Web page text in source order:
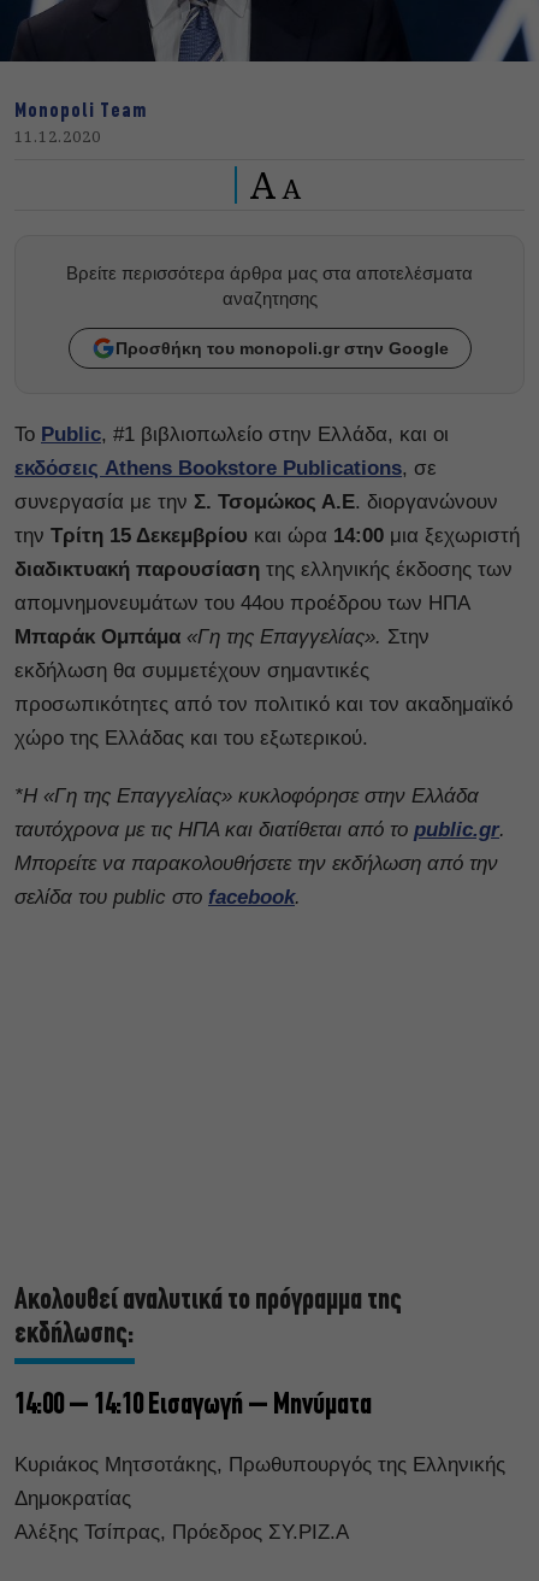
Monopoli Team
11.12.2020
A A
Βρείτε περισσότερα άρθρα μας στα αποτελέσματα
αναζητησης
Προσθήκη του monopoli.gr στην Google
Το Public, #1 βιβλιοπωλείο στην Ελλάδα, και οι
εκδόσεις Athens Bookstore Publications, σε
συνεργασία με την Σ. Τσομώκος Α.Ε. διοργανώνουν
την Τρίτη 15 Δεκεμβρίου και ώρα 14:00 μια ξεχωριστή
διαδικτυακή παρουσίαση της ελληνικής έκδοσης των
απομνημονευμάτων του 44ου προέδρου των ΗΠΑ
Μπαράκ Ομπάμα «Γη της Επαγγελίας». Στην
εκδήλωση θα συμμετέχουν σημαντικές
προσωπικότητες από τον πολιτικό και τον ακαδημαϊκό
χώρο της Ελλάδας και του εξωτερικού.
*Η «Γη της Επαγγελίας» κυκλοφόρησε στην Ελλάδα
ταυτόχρονα με τις ΗΠΑ και διατίθεται από το public.gr.
Μπορείτε να παρακολουθήσετε την εκδήλωση από την
σελίδα του public στο facebook.
Ακολουθεί αναλυτικά το πρόγραμμα της
εκδήλωσης:
14:00 – 14:10 Εισαγωγή – Μηνύματα
Κυριάκος Μητσοτάκης, Πρωθυπουργός της Ελληνικής
Δημοκρατίας
Αλέξης Τσίπρας, Πρόεδρος ΣΥ.ΡΙΖ.Α